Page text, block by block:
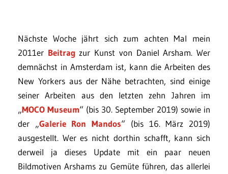
Nächste Woche jährt sich zum achten Mal mein
2011er Beitrag zur Kunst von Daniel Arsham. Wer
demnächst in Amsterdam ist, kann die Arbeiten des
New Yorkers aus der Nähe betrachten, sind einige
seiner Arbeiten aus den letzten zehn Jahren im
„MOCO Museum“ (bis 30. September 2019) sowie in
der „Galerie Ron Mandos“ (bis 16. März 2019)
ausgestellt. Wer es nicht dorthin schafft, kann sich
derweil ja dieses Update mit ein paar neuen
Bildmotiven Arshams zu Gemüte führen, das allerlei